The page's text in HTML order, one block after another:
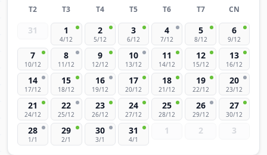
T2 T3 T4 T5 T6 T7 CN
31 1
4/12
2
5/12
3
6/12
4
7/12
5
8/12
6
9/12
7
10/12
8
11/12
9
12/12
10
13/12
11
14/12
12
15/12
13
16/12
14
17/12
15
18/12
16
19/12
17
20/12
18
21/12
19
22/12
20
23/12
21
24/12
22
25/12
23
26/12
24
27/12
25
28/12
26
29/12
27
30/12
28
1/1
29
2/1
30
3/1
31
4/1
1 2 3